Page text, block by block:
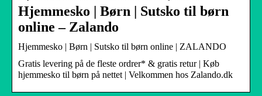
Hjemmesko | Børn | Sutsko til børn
online – Zalando
Hjemmesko | Børn | Sutsko til børn online | ZALANDO
Gratis levering på de fleste ordrer* & gratis retur | Køb
hjemmesko til børn på nettet | Velkommen hos Zalando.dk